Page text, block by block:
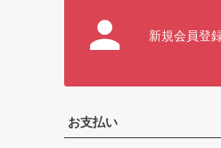
新規会員登
お支払い